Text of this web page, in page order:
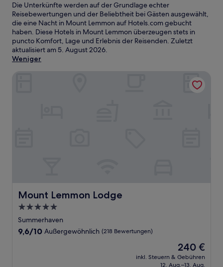
Die Unterkünfte werden auf der Grundlage echter
Reisebewertungen und der Beliebtheit bei Gästen ausgewählt,
die eine Nacht in Mount Lemmon auf Hotels.com gebucht
haben. Diese Hotels in Mount Lemmon überzeugen stets in
puncto Komfort, Lage und Erlebnis der Reisenden. Zuletzt
aktualisiert am5. August 2026.
Weniger
Mount Lemmon Lodge
Mount Lemmon Lodge
5.0-
Sterne-
Unterkunft
Summerhaven
9.6
9,6/10 Außergewöhnlich (218 Bewertungen)
Der
Preis
beträgt
240 €
inkl. Steuern & Gebühren
12. Aug.–13. Aug.